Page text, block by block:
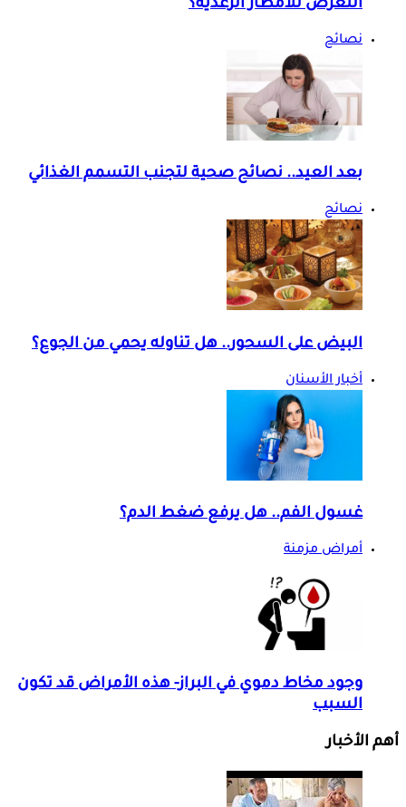
التعرض للأمطار الرعدية؟
نصائح
بعد العيد.. نصائح صحية لتجنب التسمم الغذائي
نصائح
البيض على السحور.. هل تناوله يحمي من الجوع؟
أخبار الأسنان
غسول الفم.. هل يرفع ضغط الدم؟
أمراض مزمنة
وجود مخاط دموي في البراز- هذه الأمراض قد تكون
السبب
أهم الأخبار